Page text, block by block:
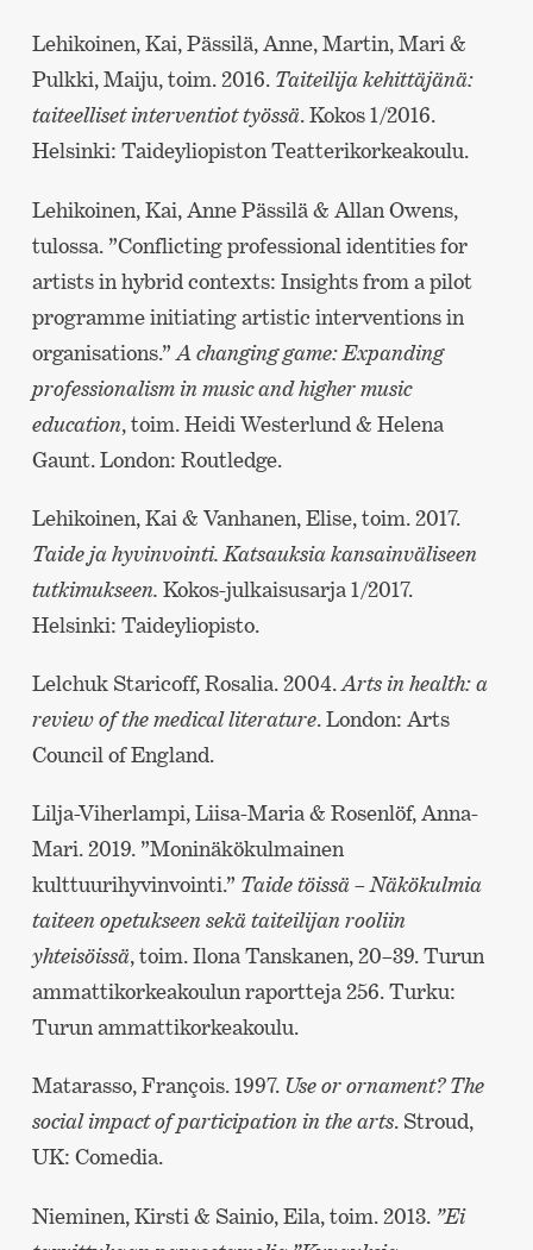
Lehikoinen, Kai, Pässilä, Anne, Martin, Mari &
Pulkki, Maiju, toim. 2016. Taiteilija kehittäjänä:
taiteelliset interventiot työssä. Kokos 1/2016.
Helsinki: Taideyliopiston Teatterikorkeakoulu.
Lehikoinen, Kai, Anne Pässilä & Allan Owens,
tulossa. ”Conflicting professional identities for
artists in hybrid contexts: Insights from a pilot
programme initiating artistic interventions in
organisations.” A changing game: Expanding
professionalism in music and higher music
education, toim. Heidi Westerlund & Helena
Gaunt. London: Routledge.
Lehikoinen, Kai & Vanhanen, Elise, toim. 2017.
Taide ja hyvinvointi. Katsauksia kansainväliseen
tutkimukseen. Kokos-julkaisusarja 1/2017.
Helsinki: Taideyliopisto.
Lelchuk Staricoff, Rosalia. 2004.Arts in health: a
review of the medical literature. London: Arts
Council of England.
Lilja-Viherlampi, Liisa-Maria & Rosenlöf, Anna-
Mari. 2019. ”Moninäkökulmainen
kulttuurihyvinvointi.” Taide töissä – Näkökulmia
taiteen opetukseen sekä taiteilijan rooliin
yhteisöissä, toim. Ilona Tanskanen, 20–39. Turun
ammattikorkeakoulun raportteja 256. Turku:
Turun ammattikorkeakoulu.
Matarasso, François. 1997. Use or ornament? The
social impact of participation in the arts. Stroud,
UK: Comedia.
Nieminen, Kirsti & Sainio, Eila, toim. 2013. ”Ei